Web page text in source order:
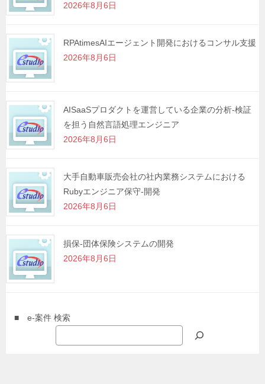
ン
2026年8月6日
RPAtimesAIエージェント開発におけるコンサル支援
2026年8月6日
AISaaSプロダクトを運営している企業の分析-検証
を担う自然言語処理エンジニア
2026年8月6日
大手自動車販売会社の社内業務システムにおける
Rubyエンジニア保守-開発
2026年8月6日
損保-団体保険システムの開発
2026年8月6日
■ e-案件 検索